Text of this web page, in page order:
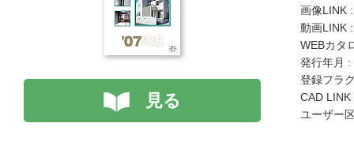
見る
画像LINK
動画LINK
WEBカタ
発行年月
登録フラ
CAD
ユーザー